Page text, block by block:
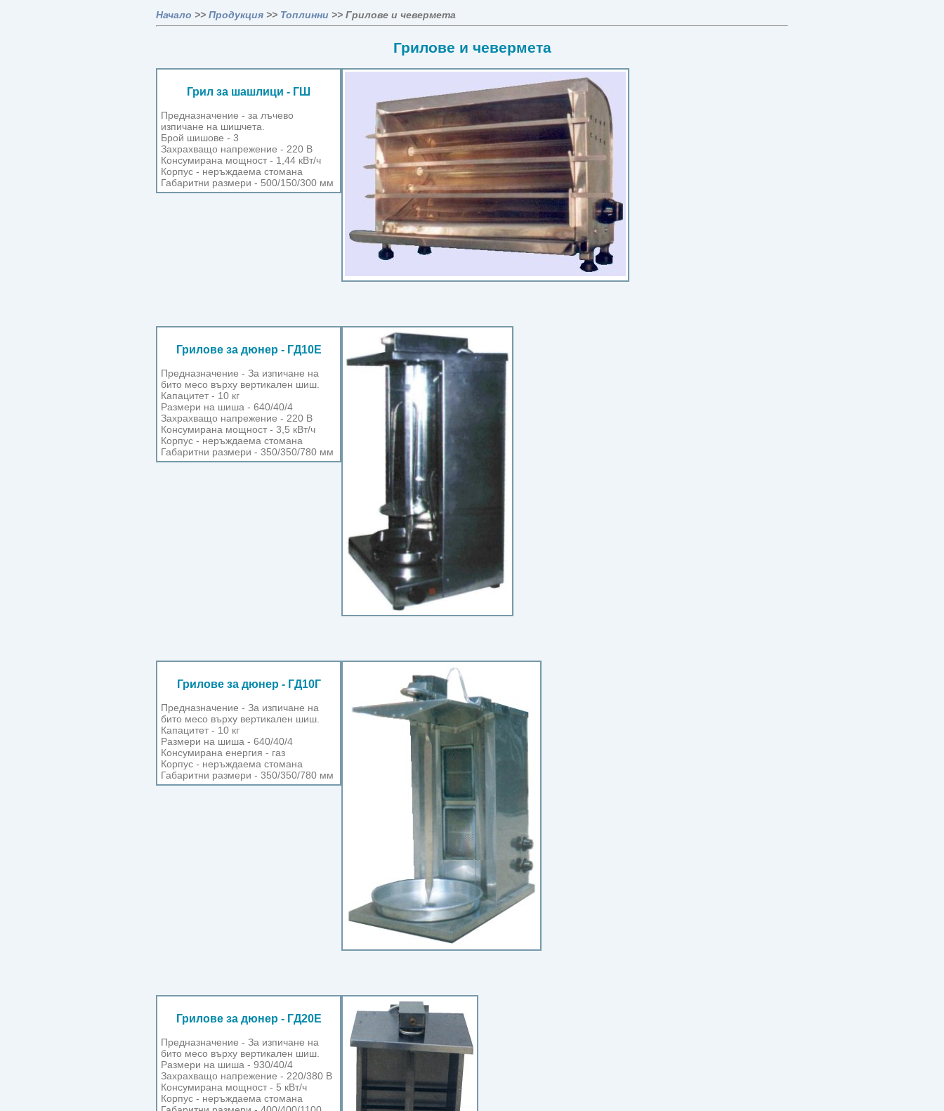
Начало >> Продукция >> Топлинни >> Грилове и чевермета
Грилове и чевермета
Грил за шашлици - ГШ
Предназначение - за лъчево
изпичане на шишчета.
Брой шишове - 3
Захрахващо напрежение - 220 В
Консумирана мощност - 1,44 кВт/ч
Корпус - неръждаема стомана
Габаритни размери - 500/150/300 мм
Грилове за дюнер - ГД10Е
Предназначение - За изпичане на
бито месо върху вертикален шиш.
Капацитет - 10 кг
Размери на шиша - 640/40/4
Захрахващо напрежение - 220 В
Консумирана мощност - 3,5 кВт/ч
Корпус - неръждаема стомана
Габаритни размери - 350/350/780 мм
Грилове за дюнер - ГД10Г
Предназначение - За изпичане на
бито месо върху вертикален шиш.
Капацитет - 10 кг
Размери на шиша - 640/40/4
Консумирана енергия - газ
Корпус - неръждаема стомана
Габаритни размери - 350/350/780 мм
Грилове за дюнер - ГД20Е
Предназначение - За изпичане на
бито месо върху вертикален шиш.
Размери на шиша - 930/40/4
Захрахващо напрежение - 220/380 В
Консумирана мощност - 5 кВт/ч
Корпус - неръждаема стомана